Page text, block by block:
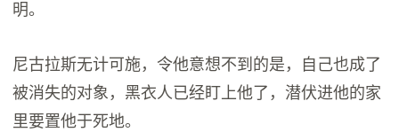
明。
尼古拉斯无计可施，令他意想不到的是，自己也成了
被消失的对象，黑衣人已经盯上他了，潜伏进他的家
里要置他于死地。